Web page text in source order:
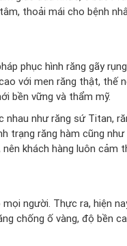
thoải mái cho bệnh
phục hình răng gãy
với men răng thật, thế
bền vững và thẩm mỹ.
như răng sứ Titan,
trạng răng hàm cũng
khách hàng luôn cảm
người. Thực ra, hiện
chống ố vàng, độ bền